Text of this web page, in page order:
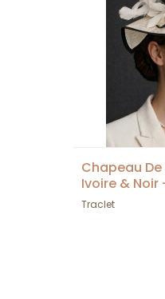
Chapeau
Ivoire &
Traclet